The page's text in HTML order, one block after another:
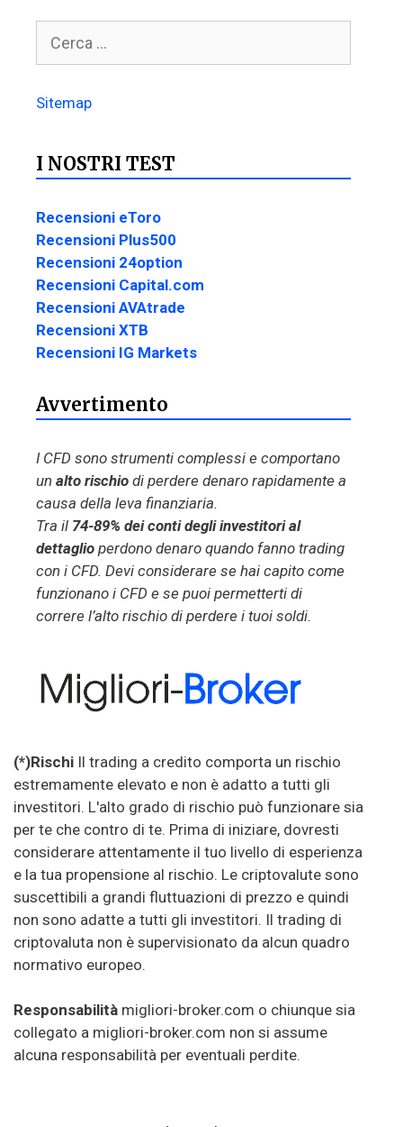
Sitemap
I NOSTRI TEST
Recensioni eToro
Recensioni Plus500
Recensioni 24option
Recensioni Capital.com
Recensioni AVAtrade
Recensioni XTB
Recensioni IG Markets
Avvertimento
I CFD sono strumenti complessi e comportano
un alto rischio di perdere denaro rapidamente a
causa della leva finanziaria.
Tra il 74-89% dei conti degli investitori al
dettaglio perdono denaro quando fanno trading
con i CFD. Devi considerare se hai capito come
funzionano i CFD e se puoi permetterti di
correre l’alto rischio di perdere i tuoi soldi.
(*)Rischi Il trading a credito comporta un rischio
estremamente elevato e non è adatto a tutti gli
investitori. L'alto grado di rischio può funzionare sia
per te che contro di te. Prima di iniziare, dovresti
considerare attentamente il tuo livello di esperienza
e la tua propensione al rischio. Le criptovalute sono
suscettibili a grandi fluttuazioni di prezzo e quindi
non sono adatte a tutti gli investitori. Il trading di
criptovaluta non è supervisionato da alcun quadro
normativo europeo.
Responsabilità migliori-broker.com o chiunque sia
collegato a migliori-broker.com non si assume
alcuna responsabilità per eventuali perdite.